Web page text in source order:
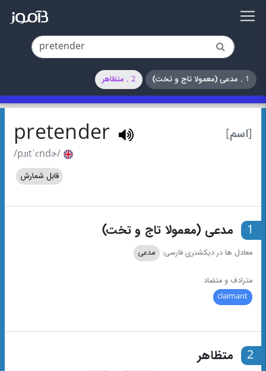
1 . مدعی (معمولا تاج و تخت) 2 . متظاهر
[اسم] pretender
/pɹɪtˈɛndɚ/
قابل شمارش
1 مدعی (معمولا تاج و تخت)
معادل ها در دیکشنری فارسی: مدعی
مترادف و متضاد
claimant
2 متظاهر